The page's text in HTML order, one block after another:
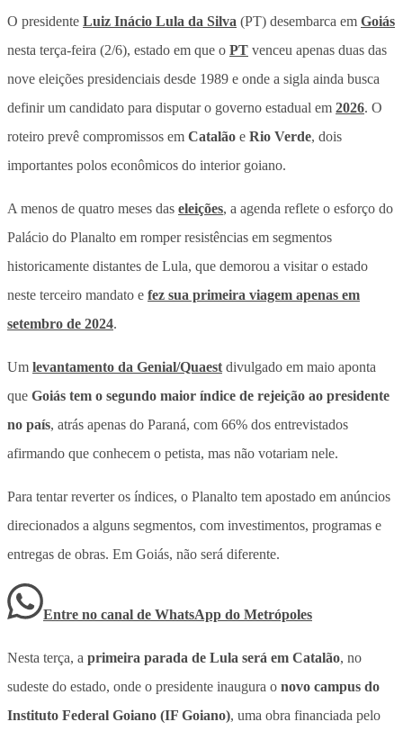
O presidente Luiz Inácio Lula da Silva (PT) desembarca em Goiás
nesta terça-feira (2/6), estado em que o PT venceu apenas duas das
nove eleições presidenciais desde 1989 e onde a sigla ainda busca
definir um candidato para disputar o governo estadual em 2026. O
roteiro prevê compromissos em Catalão e Rio Verde, dois
importantes polos econômicos do interior goiano.
A menos de quatro meses das eleições, a agenda reflete o esforço do
Palácio do Planalto em romper resistências em segmentos
historicamente distantes de Lula, que demorou a visitar o estado
neste terceiro mandato e fez sua primeira viagem apenas em
setembro de 2024.
Um levantamento da Genial/Quaest divulgado em maio aponta
que Goiás tem o segundo maior índice de rejeição ao presidente
no país, atrás apenas do Paraná, com 66% dos entrevistados
afirmando que conhecem o petista, mas não votariam nele.
Para tentar reverter os índices, o Planalto tem apostado em anúncios
direcionados a alguns segmentos, com investimentos, programas e
entregas de obras. Em Goiás, não será diferente.
Entre no canal de WhatsApp do Metrópoles
Nesta terça, a primeira parada de Lula será em Catalão, no
sudeste do estado, onde o presidente inaugura o novo campus do
Instituto Federal Goiano (IF Goiano), uma obra financiada pelo